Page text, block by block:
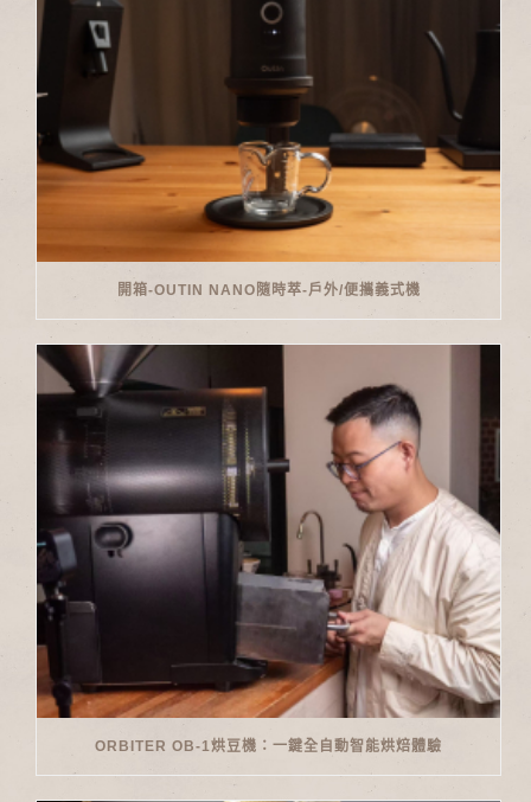
開箱-OUTIN NANO隨時萃-戶外/便攜義式機
ORBITER OB-1烘豆機：一鍵全自動智能烘焙體驗